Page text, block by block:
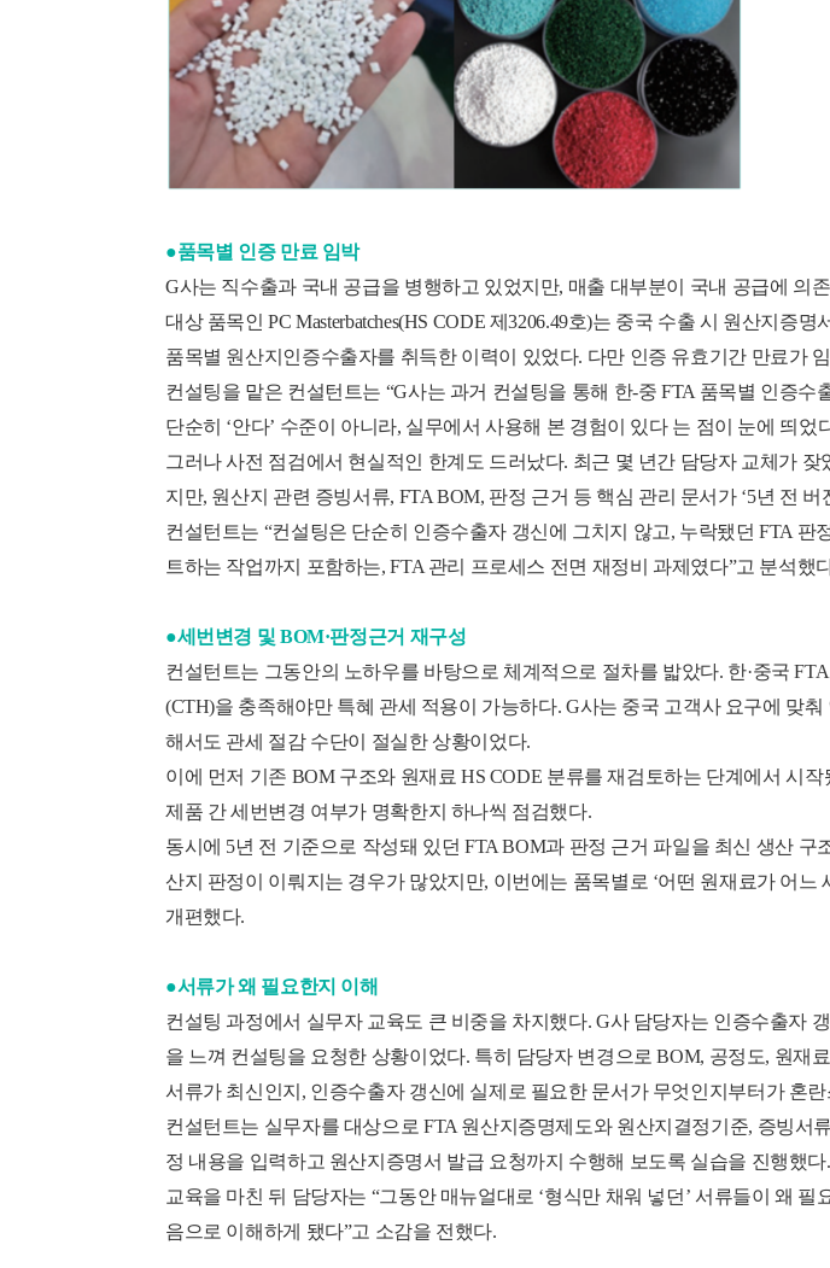
●품목별 인증 만료 임박
G사는 직수출과 국내 공급을 병행하고 있었지만, 매출 대부분이 국내 공급에 의
대상 품목인 PC Masterbatches(HS CODE 제3206.49호)는 중국 수출 시 원산지증
품목별 원산지인증수출자를 취득한 이력이 있었다. 다만 인증 유효기간 만료가
컨설팅을 맡은 컨설턴트는 “G사는 과거 컨설팅을 통해 한-중 FTA 품목별 인증
단순히 ‘안다’ 수준이 아니라, 실무에서 사용해 본 경험이 있다 는 점이 눈에 띄었
그러나 사전 점검에서 현실적인 한계도 드러났다. 최근 몇 년간 담당자 교체가
지만, 원산지 관련 증빙서류, FTA BOM, 판정 근거 등 핵심 관리 문서가 ‘5년 전 버
컨설턴트는 “컨설팅은 단순히 인증수출자 갱신에 그치지 않고, 누락됐던 FTA
트하는 작업까지 포함하는, FTA 관리 프로세스 전면 재정비 과제였다”고 분석했
●세번변경 및 BOM·판정근거 재구성
컨설턴트는 그동안의 노하우를 바탕으로 체계적으로 절차를 밟았다. 한·중국
(CTH)을 충족해야만 특혜 관세 적용이 가능하다. G사는 중국 고객사 요구에 맞
해서도 관세 절감 수단이 절실한 상황이었다.
이에 먼저 기존 BOM 구조와 원재료 HS CODE 분류를 재검토하는 단계에서 시
제품 간 세번변경 여부가 명확한지 하나씩 점검했다.
동시에 5년 전 기준으로 작성돼 있던 FTA BOM과 판정 근거 파일을 최신 생산
산지 판정이 이뤄지는 경우가 많았지만, 이번에는 품목별로 ‘어떤 원재료가 어
개편했다.
●서류가 왜 필요한지 이해
컨설팅 과정에서 실무자 교육도 큰 비중을 차지했다. G사 담당자는 인증수출자
을 느껴 컨설팅을 요청한 상황이었다. 특히 담당자 변경으로 BOM, 공정도, 원재
서류가 최신인지, 인증수출자 갱신에 실제로 필요한 문서가 무엇인지부터가 혼
컨설턴트는 실무자를 대상으로 FTA 원산지증명제도와 원산지결정기준, 증빙
정 내용을 입력하고 원산지증명서 발급 요청까지 수행해 보도록 실습을 진행했다.
교육을 마친 뒤 담당자는 “그동안 매뉴얼대로 ‘형식만 채워 넣던’ 서류들이 왜
음으로 이해하게 됐다”고 소감을 전했다.